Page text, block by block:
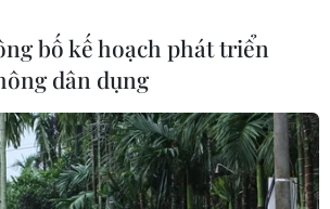
bố kế hoạch phát triển
dân dụng